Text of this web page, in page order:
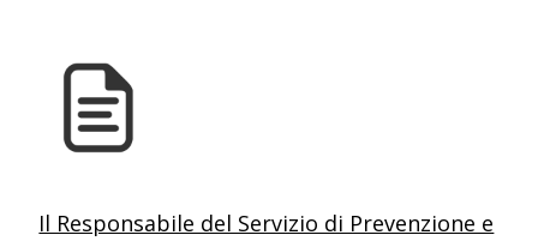
Il Responsabile del Servizio di Prevenzione e